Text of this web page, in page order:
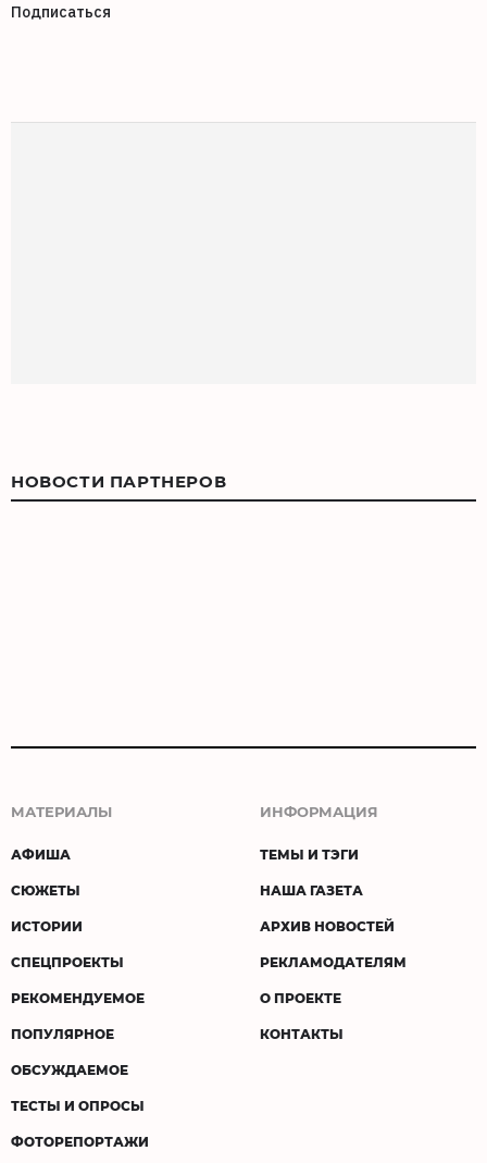
Подписаться
НОВОСТИ ПАРТНЕРОВ
МАТЕРИАЛЫ
АФИША
СЮЖЕТЫ
ИСТОРИИ
СПЕЦПРОЕКТЫ
РЕКОМЕНДУЕМОЕ
ПОПУЛЯРНОЕ
ОБСУЖДАЕМОЕ
ТЕСТЫ И ОПРОСЫ
ФОТОРЕПОРТАЖИ
ИНФОРМАЦИЯ
ТЕМЫ И ТЭГИ
НАША ГАЗЕТА
АРХИВ НОВОСТЕЙ
РЕКЛАМОДАТЕЛЯМ
О ПРОЕКТЕ
КОНТАКТЫ